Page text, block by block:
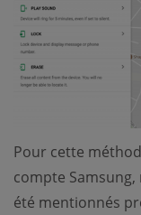
Pour cette
compte
été mentionnés